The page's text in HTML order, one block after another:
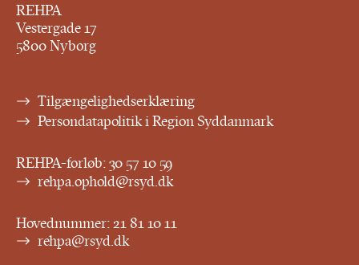
REHPA
Vestergade 17
5800 Nyborg
Tilgængelighedserklæring
Persondatapolitik i Region Syddanmark
REHPA-forløb:30 57 10 59
rehpa.ophold@rsyd.dk
Hovednummer:21 81 10 11
rehpa@rsyd.dk